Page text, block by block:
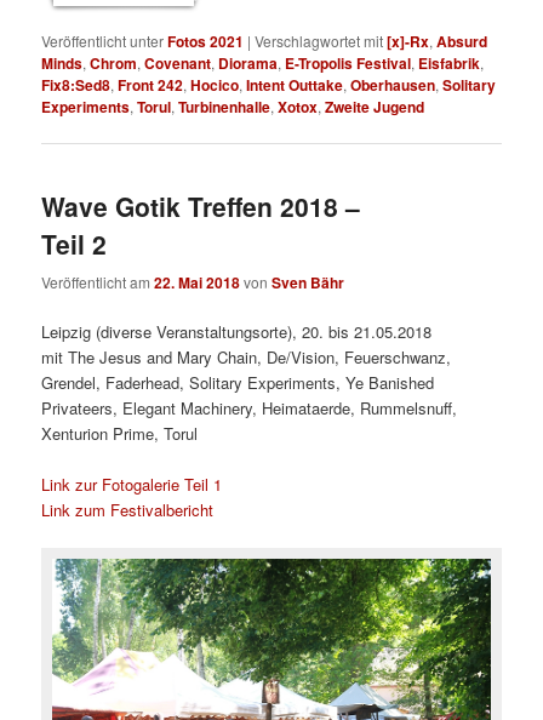
Veröffentlicht unterFotos 2021 |Verschlagwortet mit[x]-Rx,Absurd
Minds,Chrom,Covenant, Diorama, E-Tropolis Festival, Eisfabrik,
Fix8:Sed8,Front 242,Hocico,Intent Outtake,Oberhausen,Solitary
Experiments,Torul,Turbinenhalle,Xotox,Zweite Jugend
Wave Gotik Treffen 2018 –
Teil 2
Veröffentlicht am22. Mai 2018vonSven Bähr
Leipzig (diverse Veranstaltungsorte), 20. bis 21.05.2018
mit The Jesus and Mary Chain, De/Vision, Feuerschwanz,
Grendel, Faderhead, Solitary Experiments, Ye Banished
Privateers, Elegant Machinery, Heimataerde, Rummelsnuff,
Xenturion Prime, Torul
Link zur Fotogalerie Teil 1
Link zum Festivalbericht